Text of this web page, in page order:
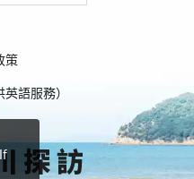
策
語服務）